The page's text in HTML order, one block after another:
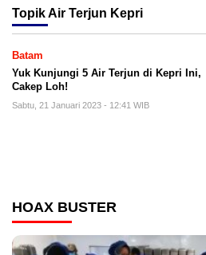
TopikAir Terjun Kepri
Batam
Yuk Kunjungi 5 Air Terjun di Kepri Ini,
Cakep Loh!
Sabtu, 21 Januari 2023 - 12:41 WIB
HOAX BUSTER